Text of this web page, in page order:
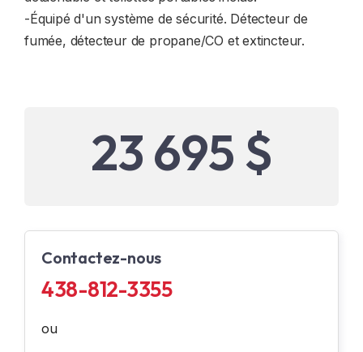
-Équipé d'un système de sécurité. Détecteur de
fumée, détecteur de propane/CO et extincteur.
23 695 $
Contactez-nous
438-812-3355
ou